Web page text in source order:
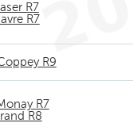
R7
R7
R9
R7
R8